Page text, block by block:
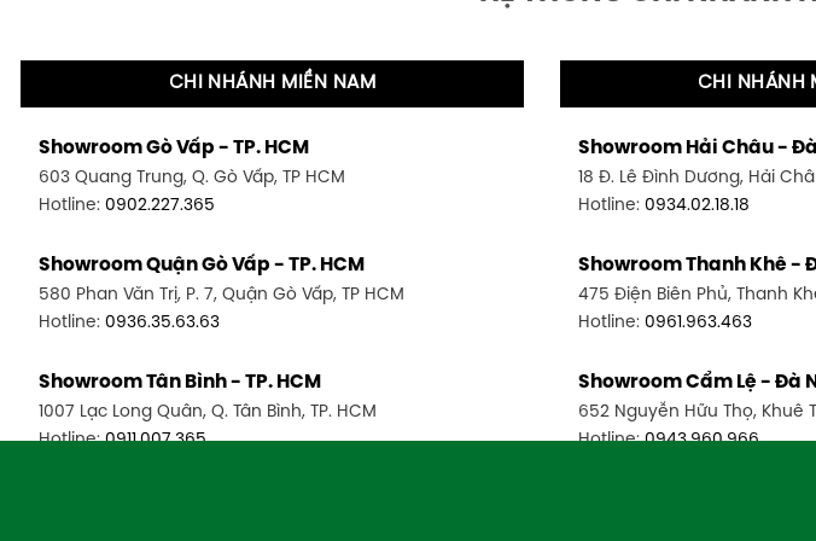
CHI NHÁNH MIỀN NAM
Showroom Gò Vấp - TP. HCM
603 Quang Trung, Q. Gò Vấp, TP HCM
Hotline: 0902.227.365
Showroom Quận Gò Vấp - TP. HCM
580 Phan Văn Trị, P. 7, Quận Gò Vấp, TP HCM
Hotline: 0936.35.63.63
Showroom Tân Bình - TP. HCM
1007 Lạc Long Quân, Q. Tân Bình, TP. HCM
Hotline:0911.007.365
CHI NHÁNH
Showroom Hải Châu -
18 Đ. Lê Đình Dương, Hải
Hotline: 0934.02.18.18
Showroom Thanh Khê -
475 Điện Biên Phủ, Thanh
Hotline: 0961.963.463
Showroom Cẩm Lệ - Đà
652 Nguyễn Hữu Thọ, Khuê
Hotline:0943.960.966